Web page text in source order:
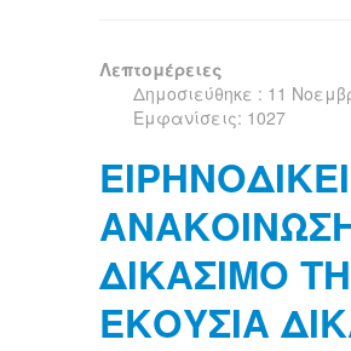
Λεπτομέρειες
Δημοσιεύθηκε : 11
Εμφανίσεις: 1027
ΔΙΚΑΣΙΜΟ
ΕΚΟΥΣΙΑ